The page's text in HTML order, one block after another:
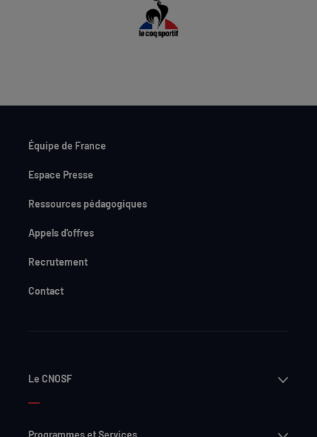
Équipe de France
Espace Presse
Ressources pédagogiques
Appels d'offres
Recrutement
Contact
Le CNOSF